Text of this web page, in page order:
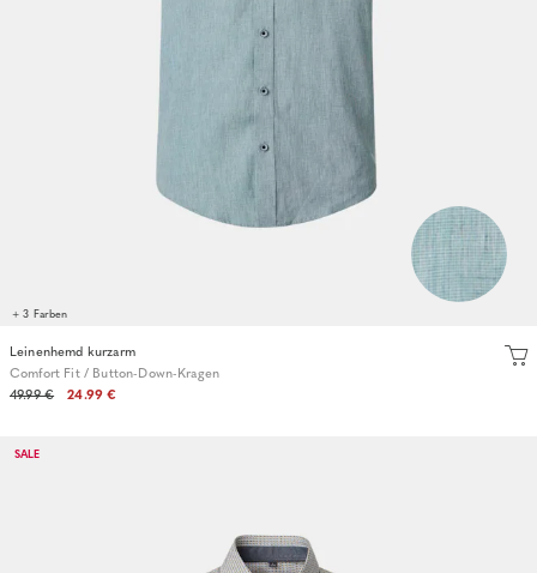
+ 3 Farben
Leinenhemd kurzarm
Comfort Fit / Button-Down-Kragen
49.99 €
24.99 €
SALE